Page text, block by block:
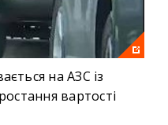
на АЗС із
вартості